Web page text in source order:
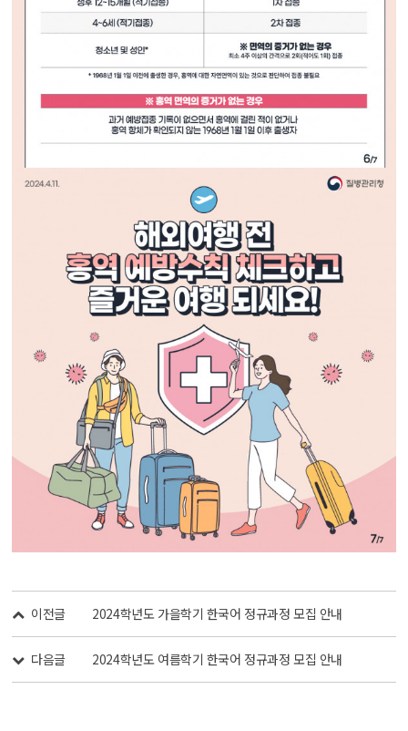
이전글 2024학년도 가을학기 한국어 정규과정 모집 안내
다음글 2024학년도 여름학기 한국어 정규과정 모집 안내